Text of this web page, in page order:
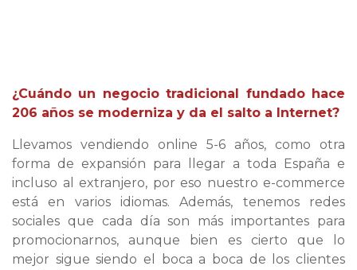
¿Cuándo un negocio tradicional fundado hace
206 años se moderniza y da el salto a Internet?
Llevamos vendiendo online 5-6 años, como otra
forma de expansión para llegar a toda España e
incluso al extranjero, por eso nuestro e-commerce
está en varios idiomas. Además, tenemos redes
sociales que cada día son más importantes para
promocionarnos, aunque bien es cierto que lo
mejor sigue siendo el boca a boca de los clientes